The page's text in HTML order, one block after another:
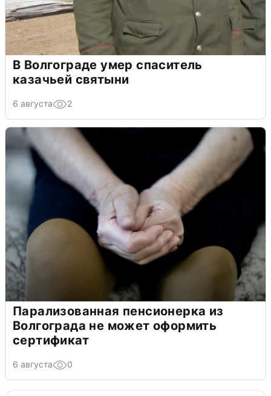
В Волгограде умер спаситель
казачьей святыни
6 августа 2
Парализованная пенсионерка из
Волгограда не может оформить
сертификат
6 августа 0